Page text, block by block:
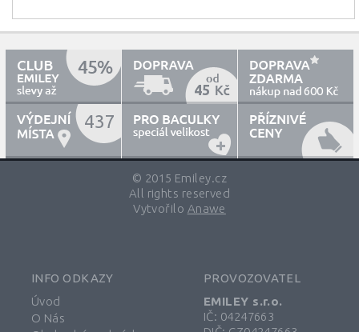
45 600
437
© 2015 Emiley.cz
All rights reserved
Vytvořilo Anawe
INFO ODKAZY
Úvod
O Nás
PROVOZOVATEL
EMILEY s.r.o.
IČ: 04247663